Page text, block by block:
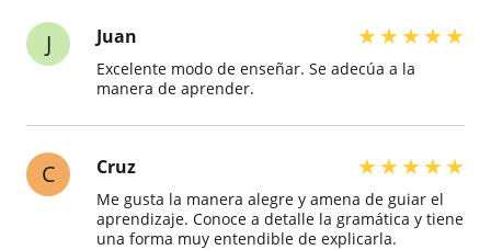
J Juan ★★★★★
Excelente modo de enseñar. Se adecúa a la
manera de aprender.
C Cruz ★★★★★
Me gusta la manera alegre y amena de guiar el
aprendizaje. Conoce a detalle la gramática y tiene
una forma muy entendible de explicarla.